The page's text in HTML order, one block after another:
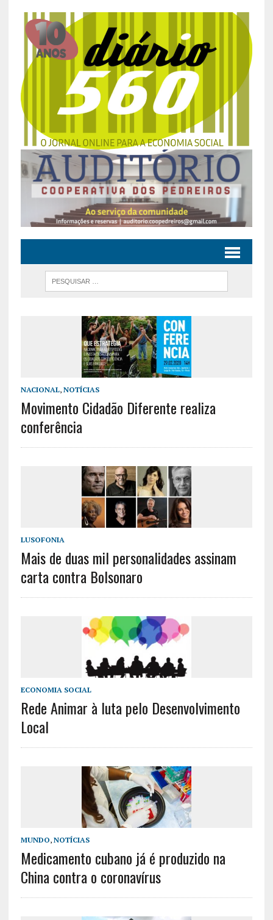
NACIONAL, NOTÍCIAS
Movimento Cidadão Diferente realiza
conferência
LUSOFONIA
Mais de duas mil personalidades assinam
carta contra Bolsonaro
ECONOMIA SOCIAL
Rede Animar à luta pelo Desenvolvimento
Local
MUNDO, NOTÍCIAS
Medicamento cubano já é produzido na
China contra o coronavírus